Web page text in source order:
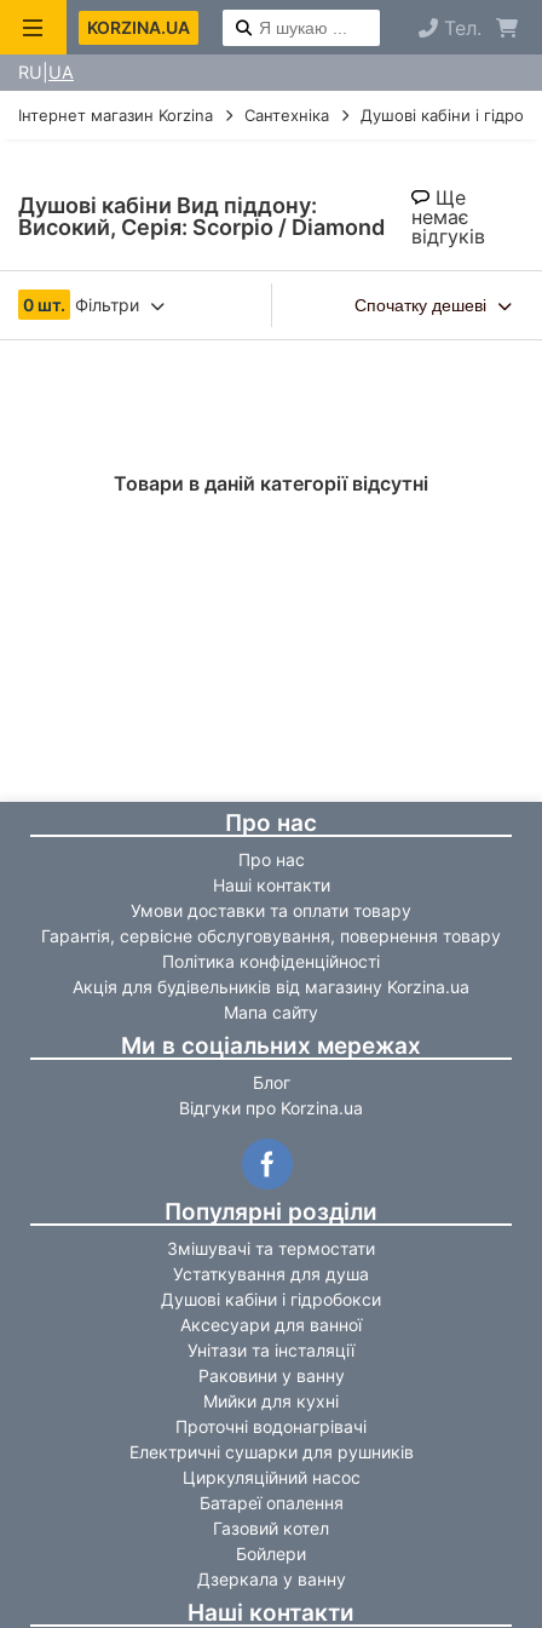
KORZINA.UA Тел.
RU UA
Інтернет магазин Korzina Сантехніка Душові кабіни і
Душові кабіни Вид піддону:
Високий, Серія: Scorpio / Diamond
Ще
немає
відгуків
0 шт. Фільтри Спочатку дешеві
Товари в даній категорії відсутні
Про нас
Про нас
Наші контакти
Умови доставки та оплати товару
Гарантія, сервісне обслуговування, повернення товару
Політика конфіденційності
Акція для будівельників від магазину Korzina.ua
Мапа сайту
Ми в соціальних мережах
Блог
Відгуки про Korzina.ua
Популярні розділи
Змішувачі та термостати
Устаткування для душа
Душові кабіни і гідробокси
Аксесуари для ванної
Унітази та інсталяції
Раковини у ванну
Мийки для кухні
Проточні водонагрівачі
Електричні сушарки для рушників
Циркуляційний насос
Батареї опалення
Газовий котел
Бойлери
Дзеркала у ванну
Наші контакти